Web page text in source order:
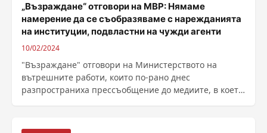
„Възраждане“ отговори на МВР: Нямаме
намерение да се съобразяваме с нарежданията
на институции, подвластни на чужди агенти
10/02/2024
"Възраждане" отговори на Министерството на
вътрешните работи, които по-рано днес
разпространиха прессъобщение до медиите, в което